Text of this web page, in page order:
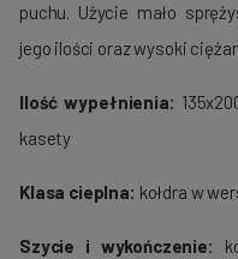
puchu. Użycie mało
jego ilości oraz wysoki
Ilość wypełnienia:
kasety
Klasa cieplna: kołdra w
Szycie i wykończenie: